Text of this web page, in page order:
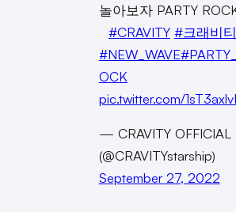
놀아보자 PARTY
#CRAVITY #크래비티
#NEW_WAVE
OCK
pic.twitter.com/
— CRAVITY OFFICIAL
(@CRAVITYstarship)
September 27, 2022